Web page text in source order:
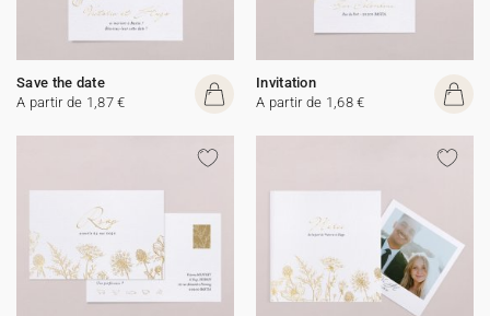
Save the date
A partir de 1,87 €
Invitation
A partir de 1,68 €